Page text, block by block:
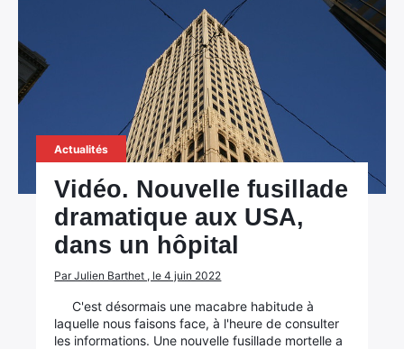
Actualités
Vidéo. Nouvelle fusillade
dramatique aux USA,
dans un hôpital
Par Julien Barthet , le 4 juin 2022
C'est désormais une macabre habitude à
laquelle nous faisons face, à l'heure de consulter
les informations. Une nouvelle fusillade mortelle a